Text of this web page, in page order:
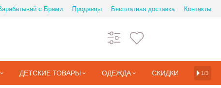
с Брами Продавцы Бесплатная доставка Контакты
ДЕТСКИЕ ТОВАРЫ ОДЕЖДА СКИДКИ 1/3